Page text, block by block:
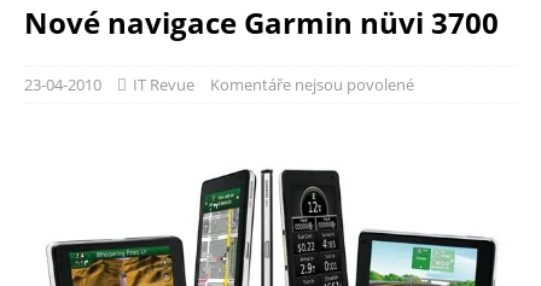
Nové navigace Garmin nüvi 3700
23-04-2010 IT Revue Komentáře nejsou povolené